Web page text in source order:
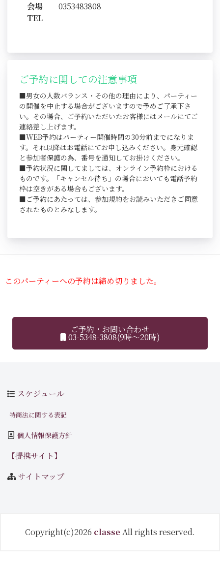
会場
TEL
0353483808
ご予約に関しての注意事項
■男女の人数バランス・その他の理由により、パーティー
の開催を中止する場合がございますので予めご了承下さ
い。その場合、ご予約いただいたお客様にはメールにてご
連絡差し上げます。
■WEB予約はパーティー開催時間の30分前までになりま
す。それ以降はお電話にてお申し込みください。身元確認
と参加者保護の為、番号を通知してお掛けください。
■予約状況に関してましては、オンライン予約枠における
ものです。「キャンセル待ち」の場合においても電話予約
枠は空きがある場合もございます。
■ご予約にあたっては、参加規約をお読みいただきご同意
されたものとみなします。
このパーティーへの予約は締め切りました。
ご予約・お問い合わせ
03-5348-3808(9時～20時)
スケジュール
特商法に関する表記
個人情報保護方針
【提携サイト】
サイトマップ
Copyright(c)2026 classe All rights reserved.